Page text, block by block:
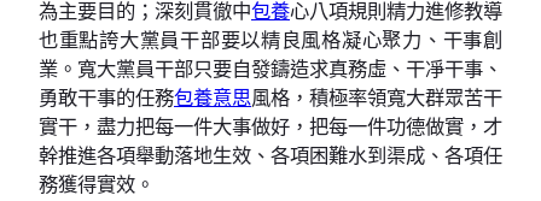
為主要目的；深刻貫徹中包養心八項規則精力進修教導
也重點誇大黨員干部要以精良風格凝心聚力、干事創
業。寬大黨員干部只要自發鑄造求真務虛、干凈干事、
勇敢干事的任務包養意思風格，積極率領寬大群眾苦干
實干，盡力把每一件大事做好，把每一件功德做實，才
幹推進各項舉動落地生效、各項困難水到渠成、各項任
務獲得實效。